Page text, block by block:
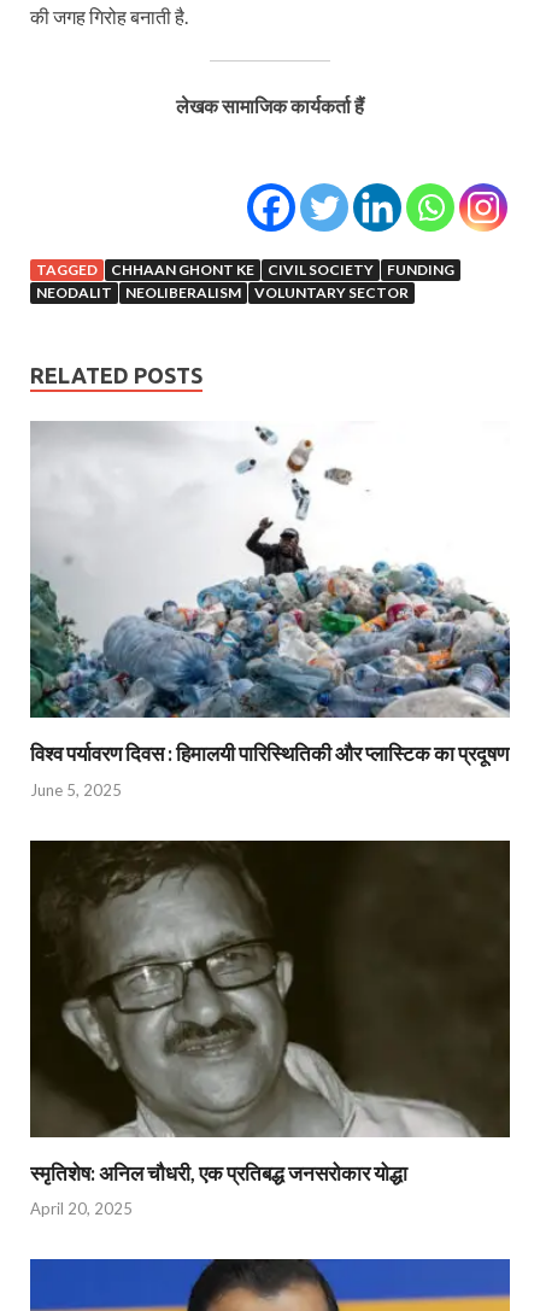
की जगह गिरोह बनाती है.
लेखक सामाजिक कार्यकर्ता हैं
TAGGED CHHAAN GHONT KE CIVIL SOCIETY
FUNDING
NEODALIT
NEOLIBERALISM VOLUNTARY SECTOR
RELATED POSTS
विश्व पर्यावरण दिवस : हिमालयी पारिस्थितिकी और प्लास्टिक का प्रदूषण
June 5, 2025
स्मृतिशेष: अनिल चौधरी, एक प्रतिबद्ध जनसरोकार योद्धा​
April 20, 2025